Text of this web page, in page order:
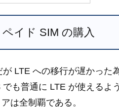
イド SIM の購入
LTE への移行が遅かった
も普通に LTE が使えるよ
は全制覇である。